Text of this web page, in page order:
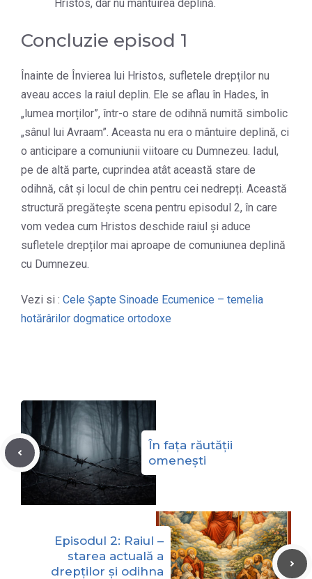
Hristos, dar nu mântuirea deplină.
Concluzie episod 1
Înainte de Învierea lui Hristos, sufletele drepților nu
aveau acces la raiul deplin. Ele se aflau în Hades, în
„lumea morților”, într-o stare de odihnă numită simbolic
„sânul lui Avraam”. Aceasta nu era o mântuire deplină, ci
o anticipare a comuniunii viitoare cu Dumnezeu. Iadul,
pe de altă parte, cuprindea atât această stare de
odihnă, cât și locul de chin pentru cei nedrepți. Această
structură pregătește scena pentru episodul 2, în care
vom vedea cum Hristos deschide raiul și aduce
sufletele drepților mai aproape de comuniunea deplină
cu Dumnezeu.
Vezi si : Cele Șapte Sinoade Ecumenice – temelia
hotărârilor dogmatice ortodoxe
În fața răutății
omenești
Episodul 2: Raiul –
starea actuală a
drepților și odihna